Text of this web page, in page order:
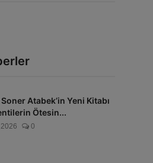
Atabek’in Yeni Kitabı
Ötesin...
0